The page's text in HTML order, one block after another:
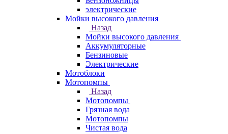
электрические
Мойки высокого давления
Назад
Мойки высокого давления
Аккумуляторные
Бензиновые
Электрические
Мотоблоки
Мотопомпы
Назад
Мотопомпы
Грязная вода
Мотопомпы
Чистая вода